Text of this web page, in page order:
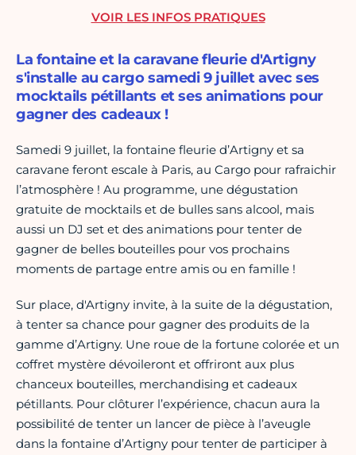
La fontaine et la caravane fleurie d'Artigny
s'installe au cargo samedi 9 juillet avec ses
mocktails pétillants et ses animations pour
gagner des cadeaux !
Samedi 9 juillet, la fontaine fleurie d’Artigny et sa
caravane feront escale à Paris, au Cargo pour rafraichir
l’atmosphère ! Au programme, une dégustation
gratuite de mocktails et de bulles sans alcool, mais
aussi un DJ set et des animations pour tenter de
gagner de belles bouteilles pour vos prochains
moments de partage entre amis ou en famille !
Sur place, d'Artigny invite, à la suite de la dégustation,
à tenter sa chance pour gagner des produits de la
gamme d’Artigny. Une roue de la fortune colorée et un
coffret mystère dévoileront et offriront aux plus
chanceux bouteilles, merchandising et cadeaux
pétillants. Pour clôturer l’expérience, chacun aura la
possibilité de tenter un lancer de pièce à l’aveugle
dans la fontaine d’Artigny pour tenter de participer à
VOIR LES INFOS PRATIQUES